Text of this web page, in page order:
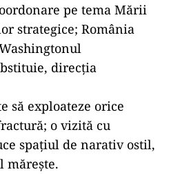
pe tema Mării
strategice; România
direcția
să exploateze orice
o vizită cu
spațiul de narativ ostil,
mărește.